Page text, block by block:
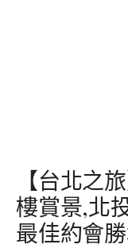
【台北之
樓賞景,北
最佳約會